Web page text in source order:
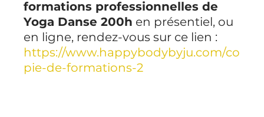
formations professionnelles de
Yoga Danse 200h en présentiel, ou
en ligne, rendez-vous sur ce lien :
https://www.happybodybyju.com/co
pie-de-formations-2